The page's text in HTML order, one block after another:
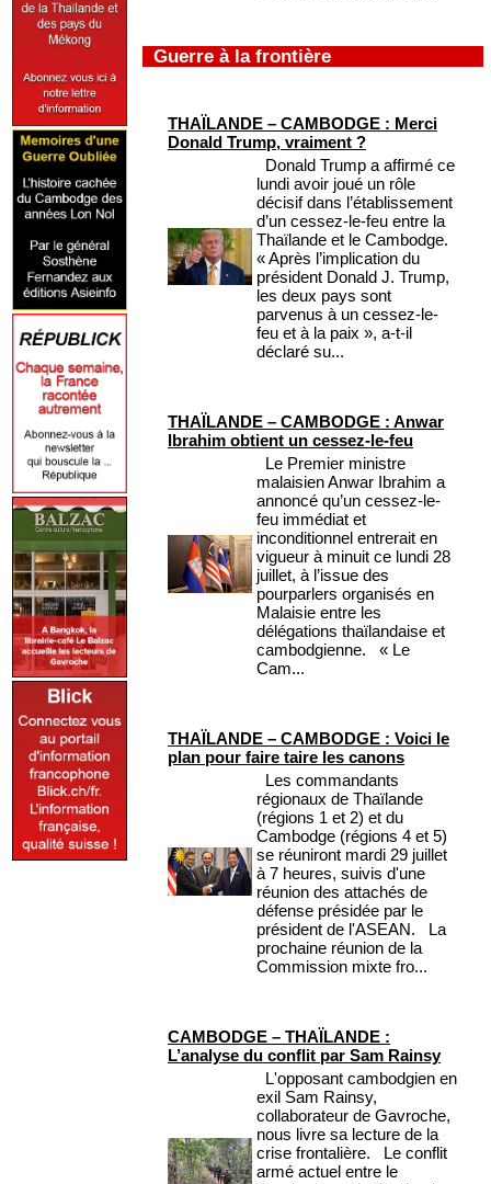
Guerre à la frontière
THAÏLANDE – CAMBODGE : Merci
Donald Trump, vraiment ?
Donald Trump a affirmé ce
lundi avoir joué un rôle
décisif dans l’établissement
d’un cessez-le-feu entre la
Thaïlande et le Cambodge.
« Après l’implication du
président Donald J. Trump,
les deux pays sont
parvenus à un cessez-le-
feu et à la paix », a-t-il
déclaré su...
THAÏLANDE – CAMBODGE : Anwar
Ibrahim obtient un cessez-le-feu
Le Premier ministre
malaisien Anwar Ibrahim a
annoncé qu’un cessez-le-
feu immédiat et
inconditionnel entrerait en
vigueur à minuit ce lundi 28
juillet, à l’issue des
pourparlers organisés en
Malaisie entre les
délégations thaïlandaise et
cambodgienne. « Le
Cam...
THAÏLANDE – CAMBODGE : Voici le
plan pour faire taire les canons
Les commandants
régionaux de Thaïlande
(régions 1 et 2) et du
Cambodge (régions 4 et 5)
se réuniront mardi 29 juillet
à 7 heures, suivis d'une
réunion des attachés de
défense présidée par le
président de l'ASEAN. La
prochaine réunion de la
Commission mixte fro...
CAMBODGE – THAÏLANDE :
L’analyse du conflit par Sam Rainsy
L'opposant cambodgien en
exil Sam Rainsy,
collaborateur de Gavroche,
nous livre sa lecture de la
crise frontalière. Le conflit
armé actuel entre le